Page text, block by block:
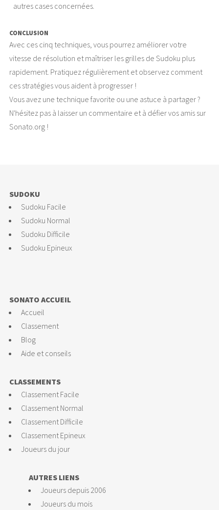
autres cases concernées.
CONCLUSION
Avec ces cinq techniques, vous pourrez améliorer votre
vitesse de résolution et maîtriser les grilles de Sudoku plus
rapidement. Pratiquez régulièrement et observez comment
ces stratégies vous aident à progresser !
Vous avez une technique favorite ou une astuce à partager ?
N'hésitez pas à laisser un commentaire et à défier vos amis sur
Sonato.org !
SONATO ACCUEIL
Accueil
Classement
Blog
Aide et conseils
SUDOKU
Sudoku Facile
Sudoku Normal
Sudoku Difficile
Sudoku Epineux
CLASSEMENTS
Classement Facile
Classement Normal
Classement Difficile
Classement Epineux
Joueurs du jour
AUTRES LIENS
Joueurs depuis 2006
Joueurs du mois